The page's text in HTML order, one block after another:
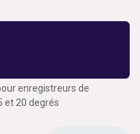
enregistreurs de
et 20 degrés